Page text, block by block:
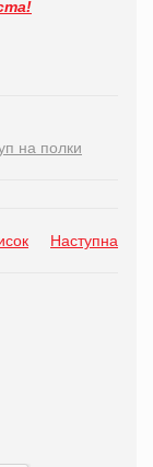
на полки
Наступна